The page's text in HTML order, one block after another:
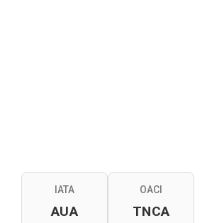
IATA
AUA
OACI
TNCA